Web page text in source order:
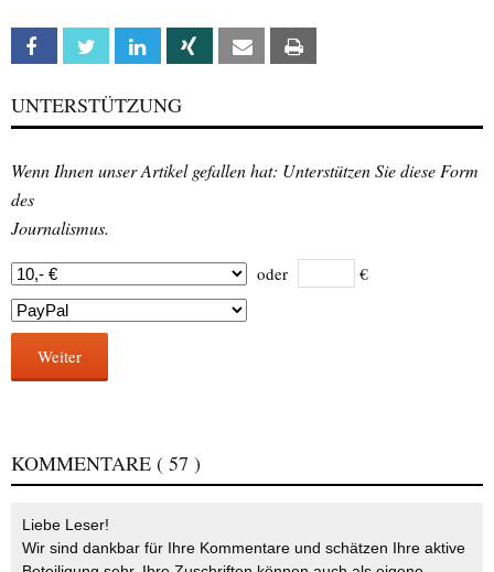
Facebook Twitter Linkedin Xing Email
UNTERSTÜTZUNG
Wenn Ihnen unser Artikel gefallen hat: Unterstützen Sie diese Form
des
Journalismus.
oder €
Weiter
KOMMENTARE ( 57 )
Liebe Leser!
Wir sind dankbar für Ihre Kommentare und schätzen Ihre aktive